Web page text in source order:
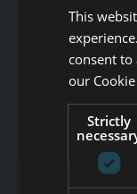
Юридический
АО SEB banka
НОВОСТИ
This
consent
our
Strictly